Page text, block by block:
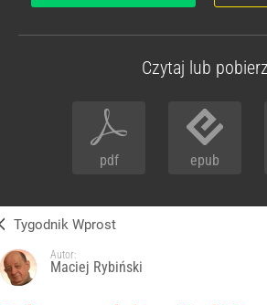
Czytaj lub pobierz
pdf epub
Tygodnik Wprost
Autor:
Maciej Rybiński